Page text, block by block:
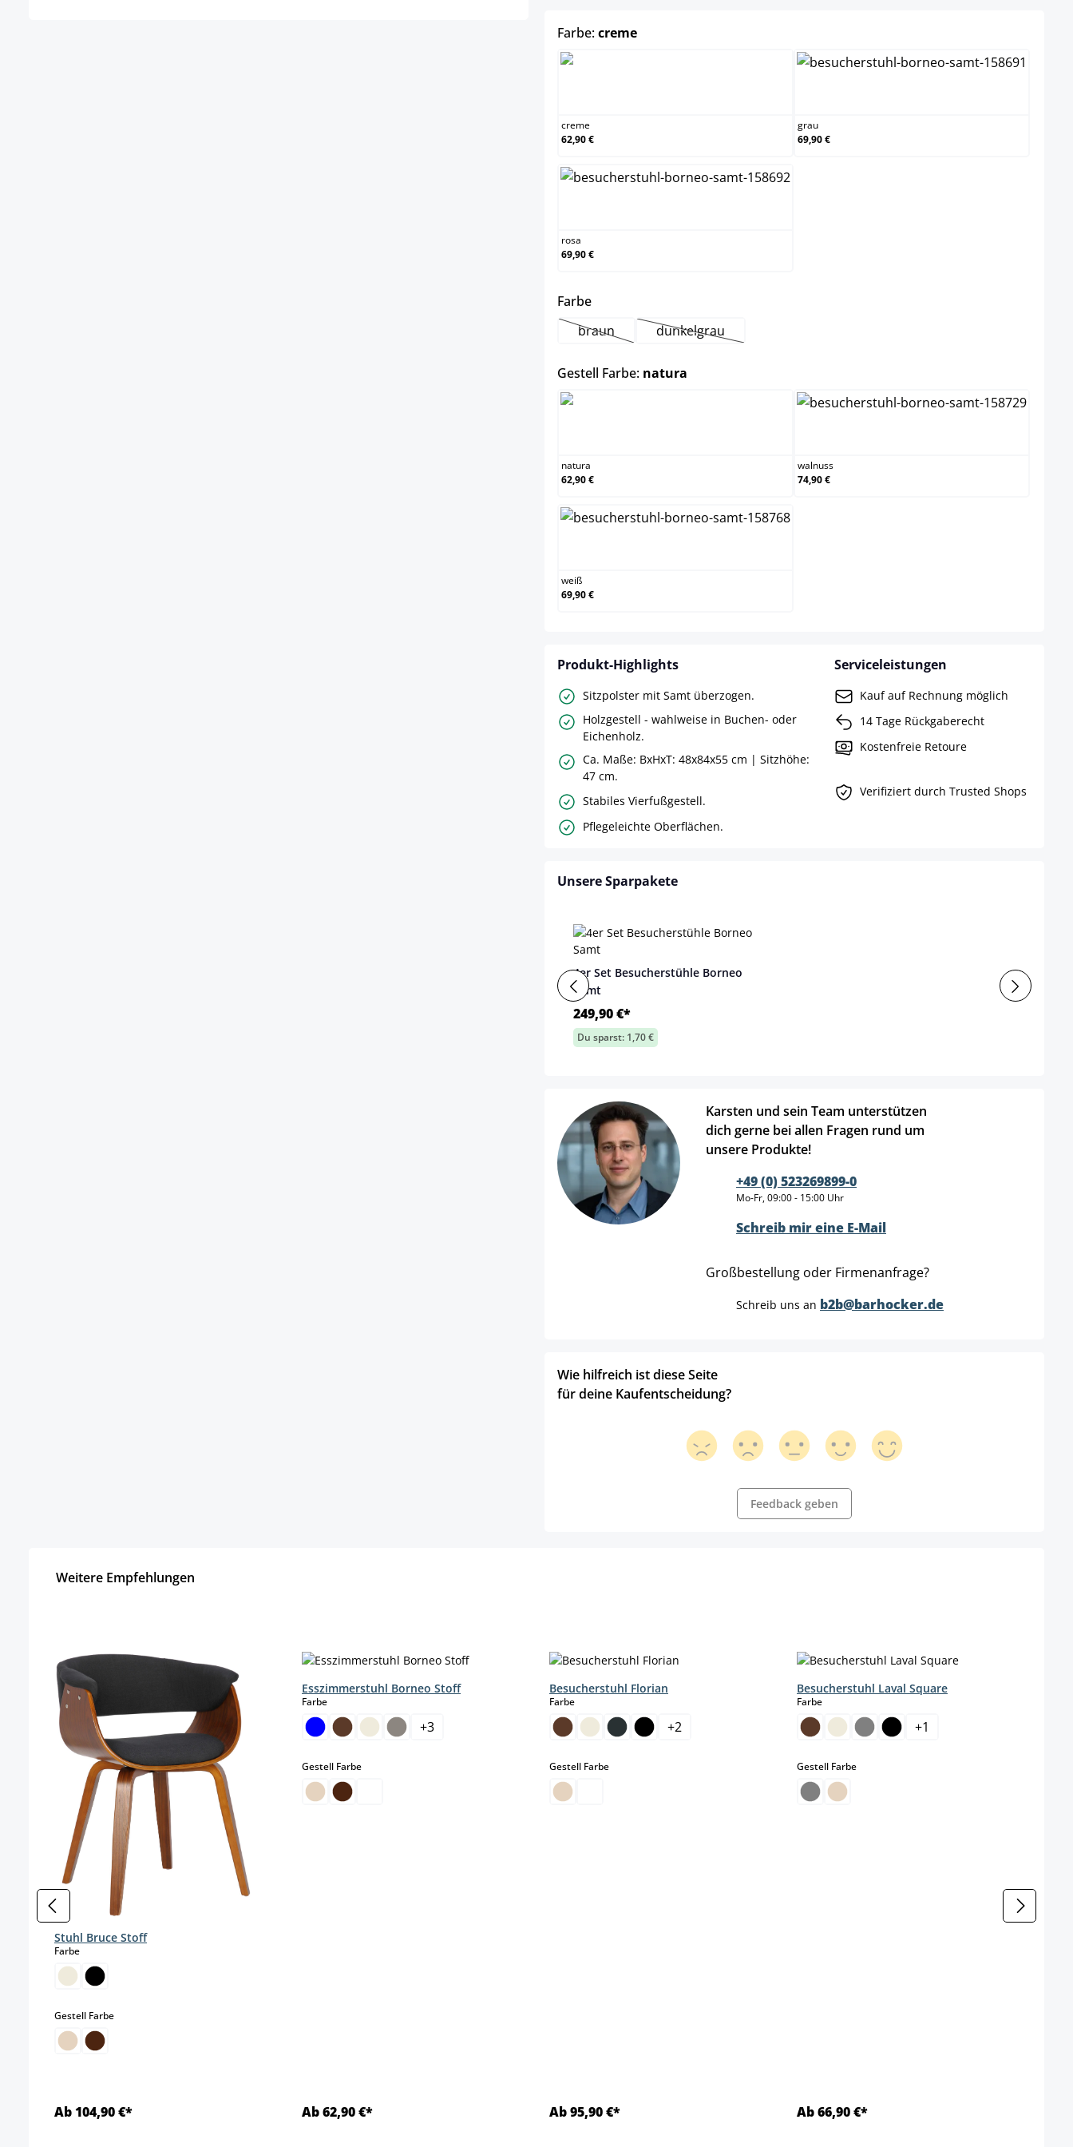
Farbe:cremeauswählen
creme
62,90 €
grau
69,90 €
rosa
69,90 €
Farbeauswählen
braun(Diese Option ist zurzeit nicht verfügbar.)
dunkelgrau(Diese Option ist zurzeit nicht verfügbar.)
Gestell Farbe: natura
natura
62,90 €
walnuss
74,90 €
weiß
69,90 €
Produkt-Highlights
Sitzpolster mit Samt überzogen.
Holzgestell - wahlweise in Buchen- oder
Eichenholz.
Ca. Maße: BxHxT: 48x84x55 cm | Sitzhöhe:
47 cm.
Stabiles Vierfußgestell.
Pflegeleichte Oberflächen.
Serviceleistungen
Kauf auf Rechnung möglich
14 Tage Rückgaberecht
Kostenfreie Retoure
Verifiziert durch Trusted Shops
Unsere Sparpakete
4er Set Besucherstühle Borneo
Samt
249,90 €*
Du sparst: 1,70 €
Karsten und sein Team unterstützen
dich gerne bei allen Fragen rund um
unsere Produkte!
+49 (0) 523269899-0
Mo-Fr, 09:00 - 15:00 Uhr
Schreib mir eine E-Mail
Großbestellung oder Firmenanfrage?
Schreib uns an b2b@barhocker.de
Wie hilfreich ist diese Seite
für deine Kaufentscheidung?
Feedback geben
Weitere Empfehlungen
Stuhl Bruce Stoff
Farbeauswählen
Gestell Farbeauswählen
Ab 104,90 €*
Esszimmerstuhl Borneo Stoff
Farbeauswählen
+3
Gestell Farbeauswählen
Ab 62,90 €*
Besucherstuhl Florian
Farbeauswählen
+2
Gestell Farbeauswählen
Ab 95,90 €*
Besucherstuhl Laval Square
Farbeauswählen
+1
Gestell Farbeauswählen
Ab 66,90 €*